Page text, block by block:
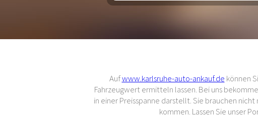
Aufwww.karlsruhe-auto-ankauf.de können
Fahrzeugwert ermitteln lassen. Bei uns
in einer Preisspanne darstellt. Sie brauchen
kommen. Lassen Sie unser